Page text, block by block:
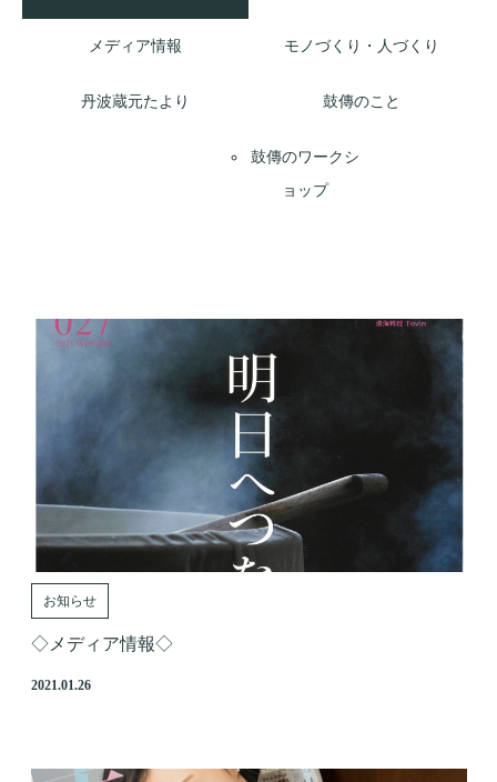
メディア情報 モノづくり・人づくり
丹波蔵元たより 鼓傳のこと
鼓傳のワークシ
ョップ
お知らせ
◇メディア情報◇
2021.01.26